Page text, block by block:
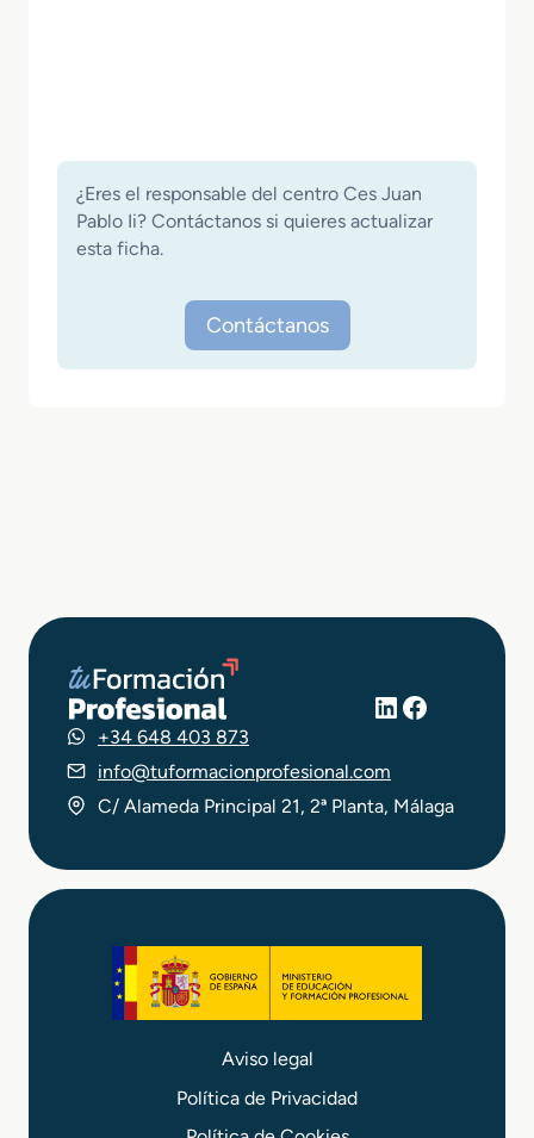
¿Eres el responsable del centro Ces Juan
Pablo Ii? Contáctanos si quieres actualizar
esta ficha.
Contáctanos
LinkedIn
Facebook
+34 648 403 873
info@tuformacionprofesional.com
C/ Alameda Principal 21, 2ª Planta, Málaga
Aviso legal
Política de Privacidad